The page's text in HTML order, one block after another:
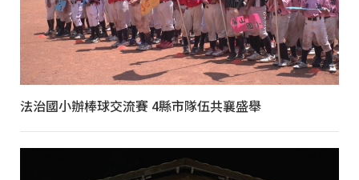
法治國小辦棒球交流賽 4縣市隊伍共襄盛舉